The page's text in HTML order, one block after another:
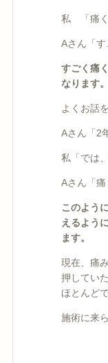
私 「痛く
Aさん「す
すごく痛
なります。
よくお話
Aさん「2
私「では
Aさん「
このよう
えるよう
ます。
現在、痛
押してい
ほとんど
施術に来